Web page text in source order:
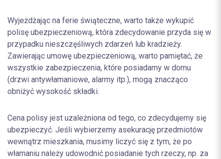
Wyjeżdżając na ferie świąteczne, warto także wykupić
polisę ubezpieczeniową, która zdecydowanie przyda się w
przypadku nieszczęśliwych zdarzeń lub kradzieży.
Zawierając umowę ubezpieczeniową, warto pamiętać, że
wszystkie zabezpieczenia, które posiadamy w domu
(drzwi antywłamaniowe, alarmy itp.), mogą znacząco
obniżyć wysokość składki.
Cena polisy jest uzależniona od tego, co zdecydujemy się
ubezpieczyć. Jeśli wybierzemy asekurację przedmiotów
wewnątrz mieszkania, musimy liczyć się z tym, że po
włamaniu należy udowodnić posiadanie tych rzeczy, np. za